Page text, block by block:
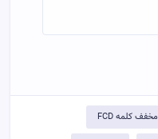
مخفف کلمه FCD